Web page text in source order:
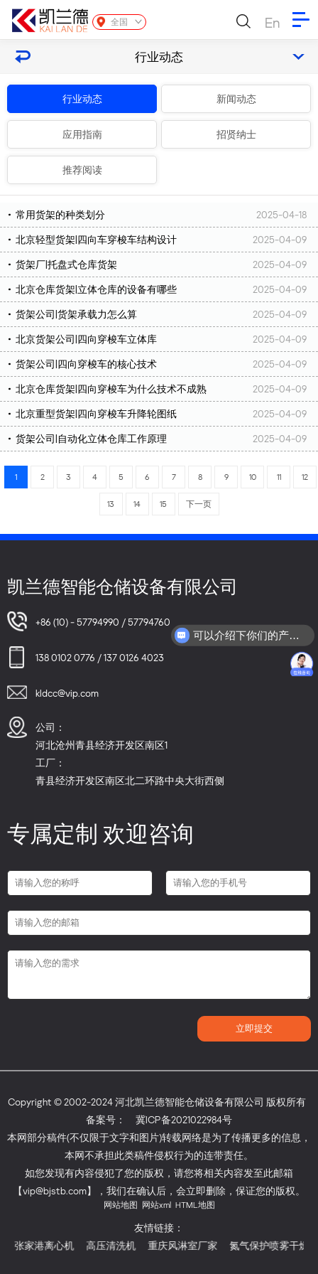
全国 En
行业动态
行业动态 新闻动态
应用指南 招贤纳士
推荐阅读
常用货架的种类划分 2025-04-18
北京轻型货架|四向车穿梭车结构设计 2025-04-09
货架厂|托盘式仓库货架 2025-04-09
北京仓库货架|立体仓库的设备有哪些 2025-04-09
货架公司|货架承载力怎么算 2025-04-09
北京货架公司|四向穿梭车立体库 2025-04-09
货架公司|四向穿梭车的核心技术 2025-04-09
北京仓库货架|四向穿梭车为什么技术不成熟 2025-04-09
北京重型货架|四向穿梭车升降轮图纸 2025-04-09
货架公司|自动化立体仓库工作原理 2025-04-09
1 2 3 4 5 6 7 8 9 10 11 12
13 14 15 下一页
凯兰德智能仓储设备有限公司
+86 (10) - 57794990 / 57794760
138 0102 0776 / 137 0126 4023
kldcc@vip.com
公司：
河北沧州青县经济开发区南区1
工厂：
青县经济开发区南区北二环路中央大街西侧
专属定制 欢迎咨询
Copyright © 2002-2024 河北凯兰德智能仓储设备有限公司 版权所有
备案号：
冀ICP备2021022984号
本网部分稿件(不仅限于文字和图片)转载网络是为了传播更多的信息，
本网不承担此类稿件侵权行为的连带责任。
如您发现有内容侵犯了您的版权，请您将相关内容发至此邮箱
【vip@bjstb.com】，我们在确认后，会立即删除，保证您的版权。
网站地图 网站xml HTML地图
友情链接：
张家港离心机
高压清洗机 重庆风淋室厂家 氮气保护喷雾干燥机
可以介绍下你们的产品么？